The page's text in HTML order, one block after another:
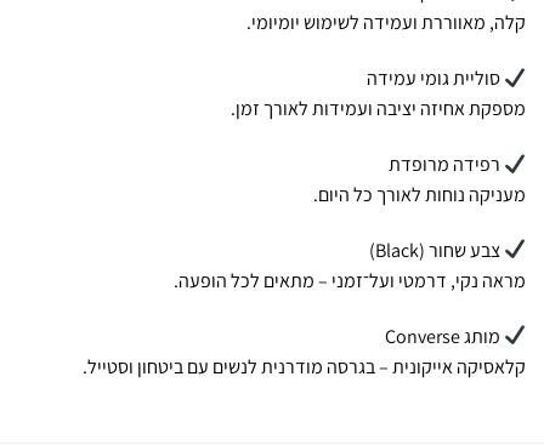
קלה, מאווררת ועמידה לשימוש יומיומי.
סוליית גומי עמידה
מספקת אחיזה יציבה ועמידות לאורך זמן.
רפידה מרופדת
מעניקה נוחות לאורך כל היום.
צבע שחור (Black)
מראה נקי, דרמטי ועל־זמני – מתאים לכל הופעה.
מותג Converse
קלאסיקה אייקונית – בגרסה מודרנית לנשים עם ביטחון וסטייל.